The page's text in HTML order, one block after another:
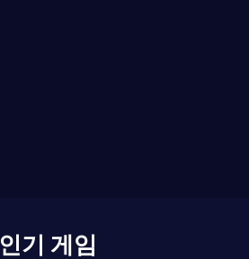
인기 게임